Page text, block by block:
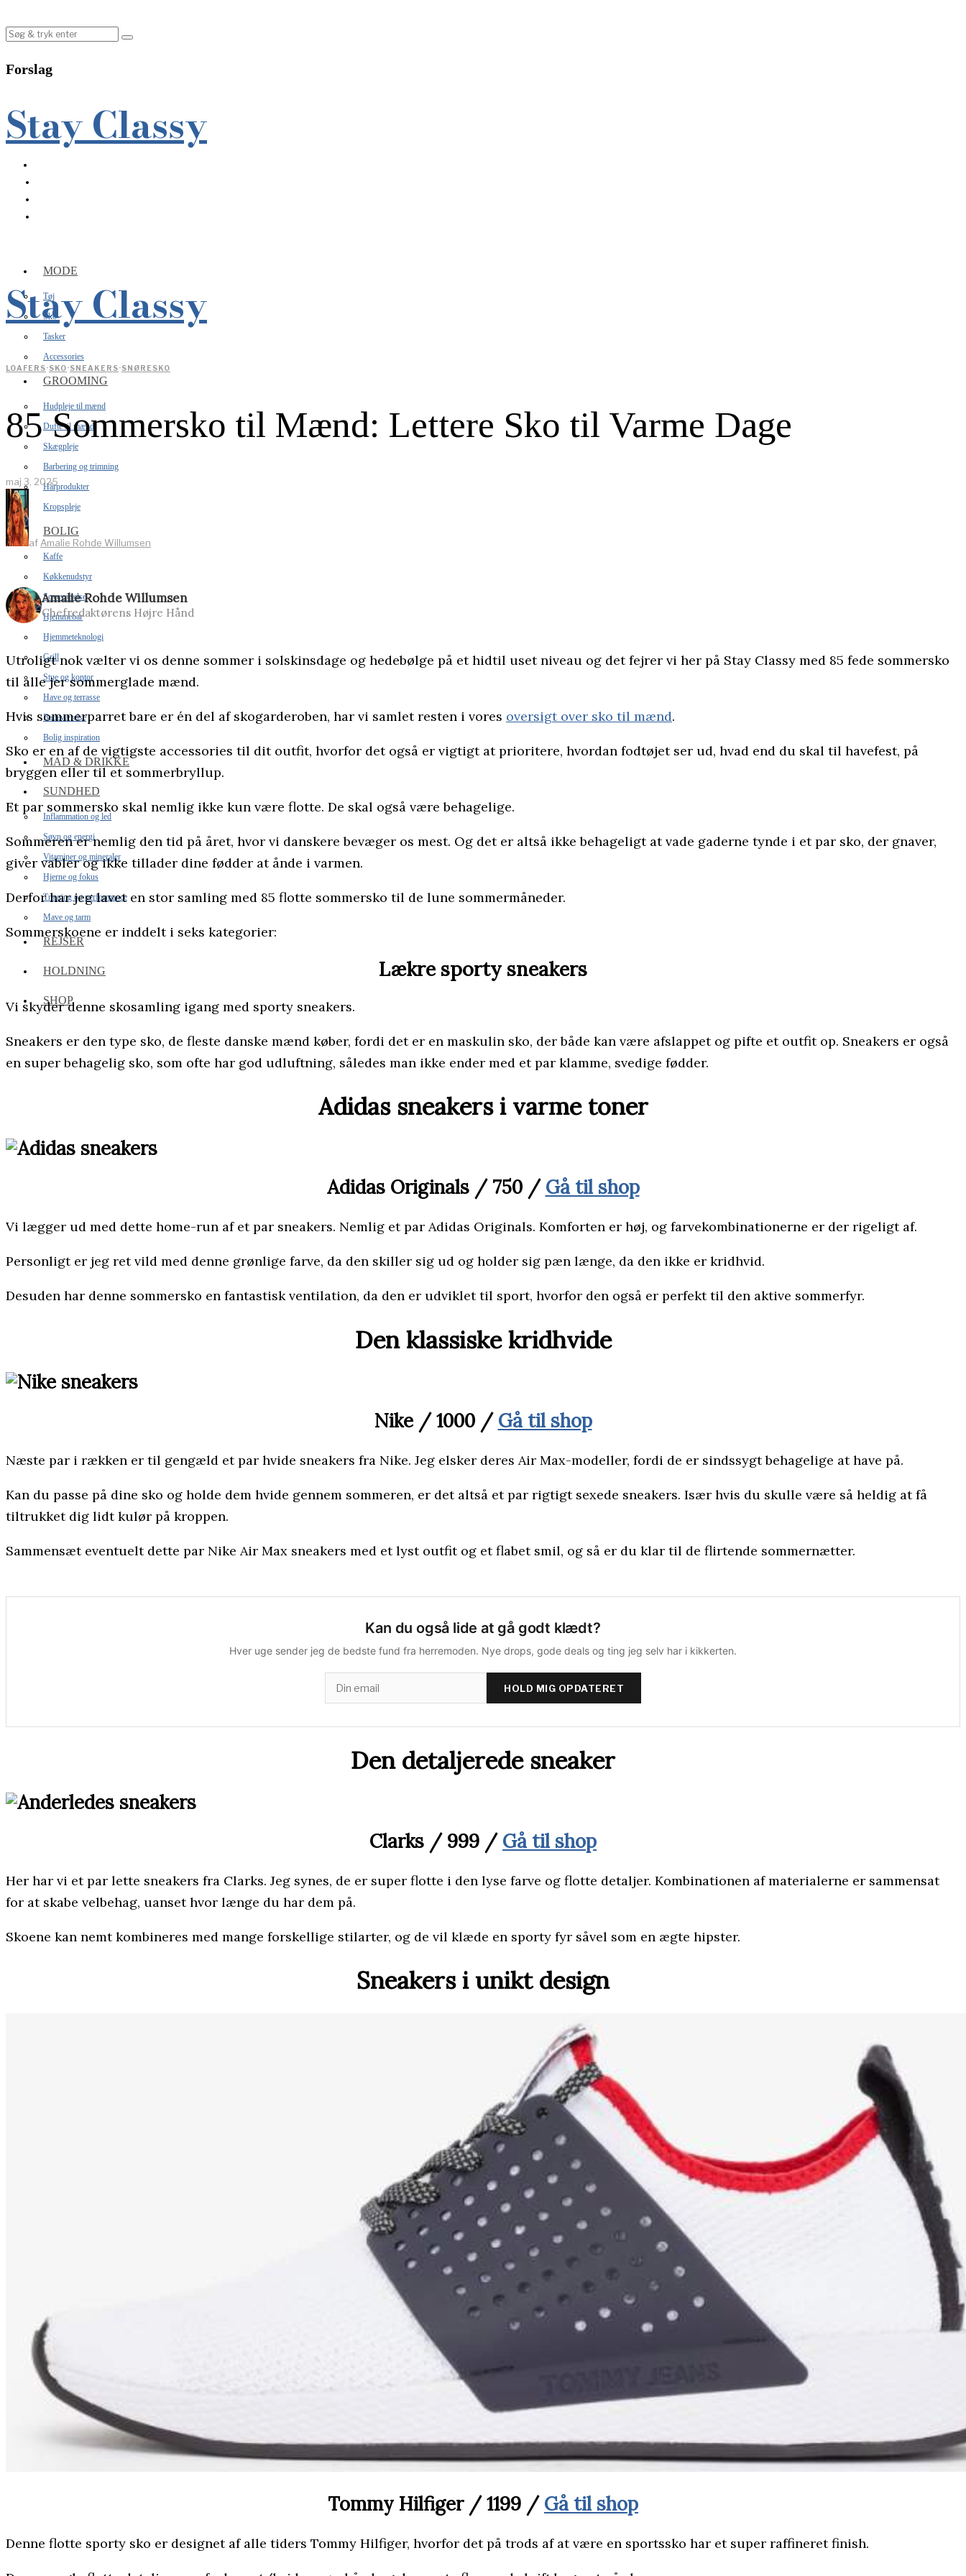
Forslag
Stay Classy
MODE
Tøj
Sko
Tasker
Accessories
GROOMING
Hudpleje til mænd
Dufte til mænd
Skægpleje
Barbering og trimning
Hårprodukter
Kropspleje
BOLIG
Kaffe
Køkkenudstyr
Soveværelse
Hjemmebar
Hjemmeteknologi
Grill
Stue og kontor
Have og terrasse
Badeværelse
Bolig inspiration
MAD & DRIKKE
SUNDHED
Inflammation og led
Søvn og energi
Vitaminer og mineraler
Hjerne og fokus
Træning og performance
Mave og tarm
REJSER
HOLDNING
SHOP
Stay Classy
LOAFERS·SKO·SNEAKERS·SNØRESKO
85 Sommersko til Mænd: Lettere Sko til Varme Dage
maj 3, 2025
af Amalie Rohde Willumsen
Amalie Rohde Willumsen
Chefredaktørens Højre Hånd
Utroligt nok vælter vi os denne sommer i solskinsdage og hedebølge på et hidtil uset niveau og det fejrer vi her på Stay Classy med 85 fede sommersko
til alle jer sommerglade mænd.
Hvis sommerparret bare er én del af skogarderoben, har vi samlet resten i vores oversigt over sko til mænd.
Sko er en af de vigtigste accessories til dit outfit, hvorfor det også er vigtigt at prioritere, hvordan fodtøjet ser ud, hvad end du skal til havefest, på
bryggen eller til et sommerbryllup.
Et par sommersko skal nemlig ikke kun være flotte. De skal også være behagelige.
Sommeren er nemlig den tid på året, hvor vi danskere bevæger os mest. Og det er altså ikke behageligt at vade gaderne tynde i et par sko, der gnaver,
giver vabler og ikke tillader dine fødder at ånde i varmen.
Derfor har jeg lavet en stor samling med 85 flotte sommersko til de lune sommermåneder.
Sommerskoene er inddelt i seks kategorier:
Lækre sporty sneakers
Vi skyder denne skosamling igang med sporty sneakers.
Sneakers er den type sko, de fleste danske mænd køber, fordi det er en maskulin sko, der både kan være afslappet og pifte et outfit op. Sneakers er også
en super behagelig sko, som ofte har god udluftning, således man ikke ender med et par klamme, svedige fødder.
Adidas sneakers i varme toner
Adidas Originals / 750 / Gå til shop
Vi lægger ud med dette home-run af et par sneakers. Nemlig et par Adidas Originals. Komforten er høj, og farvekombinationerne er der rigeligt af.
Personligt er jeg ret vild med denne grønlige farve, da den skiller sig ud og holder sig pæn længe, da den ikke er kridhvid.
Desuden har denne sommersko en fantastisk ventilation, da den er udviklet til sport, hvorfor den også er perfekt til den aktive sommerfyr.
Den klassiske kridhvide
Nike / 1000 / Gå til shop
Næste par i rækken er til gengæld et par hvide sneakers fra Nike. Jeg elsker deres Air Max-modeller, fordi de er sindssygt behagelige at have på.
Kan du passe på dine sko og holde dem hvide gennem sommeren, er det altså et par rigtigt sexede sneakers. Især hvis du skulle være så heldig at få
tiltrukket dig lidt kulør på kroppen.
Sammensæt eventuelt dette par Nike Air Max sneakers med et lyst outfit og et flabet smil, og så er du klar til de flirtende sommernætter.
Kan du også lide at gå godt klædt?
Hver uge sender jeg de bedste fund fra herremoden. Nye drops, gode deals og ting jeg selv har i kikkerten.
HOLD MIG OPDATERET
Den detaljerede sneaker
Clarks / 999 / Gå til shop
Her har vi et par lette sneakers fra Clarks. Jeg synes, de er super flotte i den lyse farve og flotte detaljer. Kombinationen af materialerne er sammensat
for at skabe velbehag, uanset hvor længe du har dem på.
Skoene kan nemt kombineres med mange forskellige stilarter, og de vil klæde en sporty fyr såvel som en ægte hipster.
Sneakers i unikt design
Tommy Hilfiger / 1199 / Gå til shop
Denne flotte sporty sko er designet af alle tiders Tommy Hilfiger, hvorfor det på trods af at være en sportssko har et super raffineret finish.